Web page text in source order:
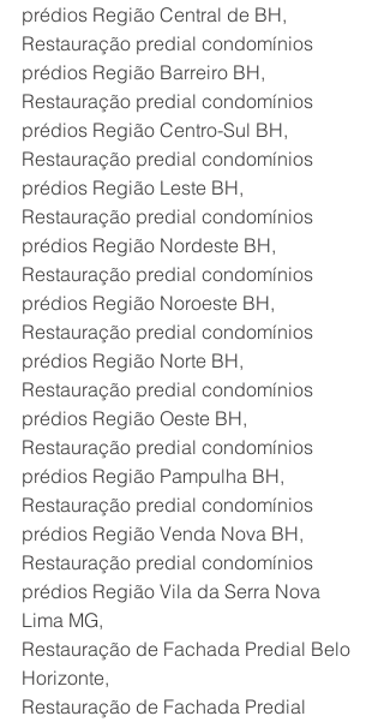
prédios Região Central de BH,
Restauração predial condomínios
prédios Região Barreiro BH,
Restauração predial condomínios
prédios Região Centro-Sul BH,
Restauração predial condomínios
prédios Região Leste BH,
Restauração predial condomínios
prédios Região Nordeste BH,
Restauração predial condomínios
prédios Região Noroeste BH,
Restauração predial condomínios
prédios Região Norte BH,
Restauração predial condomínios
prédios Região Oeste BH,
Restauração predial condomínios
prédios Região Pampulha BH,
Restauração predial condomínios
prédios Região Venda Nova BH,
Restauração predial condomínios
prédios Região Vila da Serra Nova
Lima MG,
Restauração de Fachada Predial Belo
Horizonte,
Restauração de Fachada Predial